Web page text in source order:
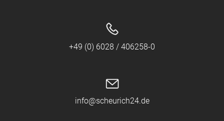
+49 (0) 6028 / 406258-0
info@scheurich24.de